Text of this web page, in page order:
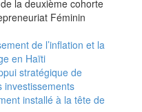
la deuxième cohorte
Féminin
de l’inflation et la
en Haïti
stratégique de
investissements
installé à la tête de